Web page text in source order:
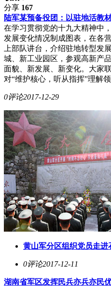
分享 167
陆军某预备役团：以驻地活教
在学习贯彻党的十九大精神中
发展变化情况制成图表，在各
上部队讲台，介绍驻地转型发
城、新工业园区，参观高新产
面貌、新发展、新变化。大家
对“维护核心，听从指挥”理解
0评论2017-12-29
黄山军分区组织党员走
0评论2017-12-11
湖南省军区发挥民兵亦兵亦民